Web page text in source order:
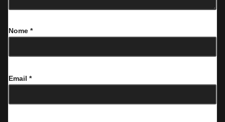
Nome *
Email *